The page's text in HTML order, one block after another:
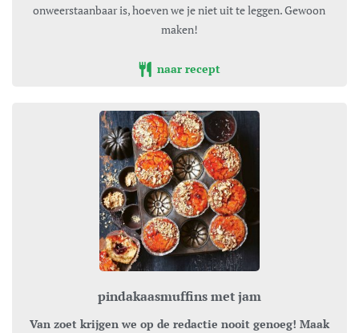
onweerstaanbaar is, hoeven we je niet uit te leggen. Gewoon
maken!
naar recept
pindakaasmuffins met jam
Van zoet krijgen we op de redactie nooit genoeg! Maak